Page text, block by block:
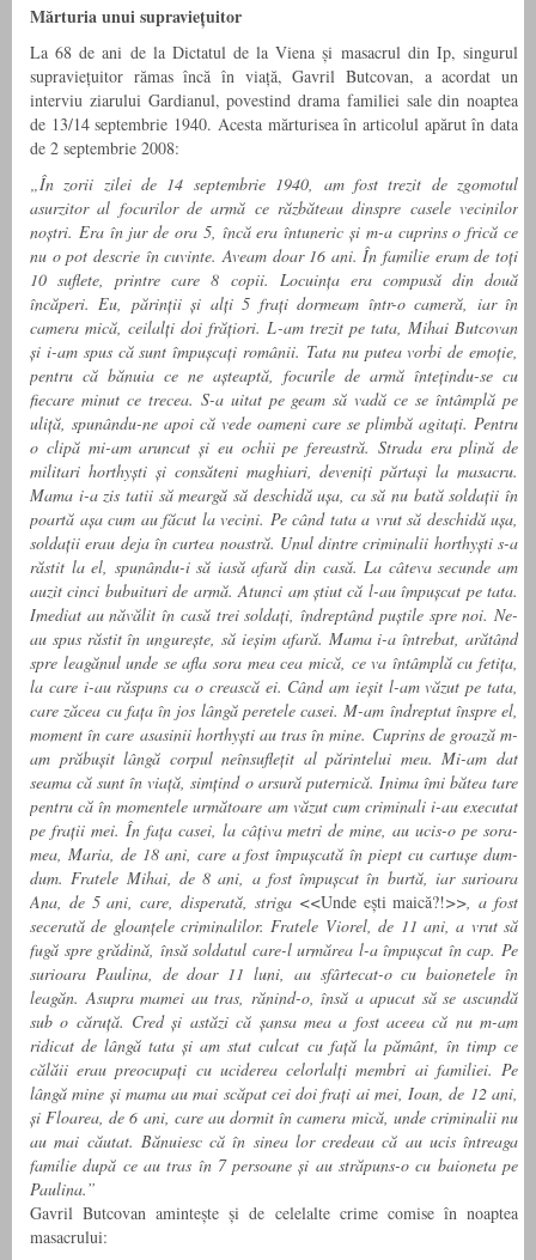
Mărturia unui supraviețuitor
La 68 de ani de la Dictatul de la Viena și masacrul din Ip, singurul
supraviețuitor rămas încă în viață, Gavril Butcovan, a acordat un
interviu ziarului Gardianul, povestind drama familiei sale din noaptea
de 13/14 septembrie 1940. Acesta mărturisea în articolul apărut în data
de 2 septembrie 2008:
„În zorii zilei de 14 septembrie 1940, am fost trezit de zgomotul
asurzitor al focurilor de armă ce răzbăteau dinspre casele vecinilor
noștri. Era în jur de ora 5, încă era întuneric și m-a cuprins o frică ce
nu o pot descrie în cuvinte. Aveam doar 16 ani. În familie eram de toți
10 suflete, printre care 8 copii. Locuința era compusă din două
încăperi. Eu, părinții și alți 5 frați dormeam într-o cameră, iar în
camera mică, ceilalți doi frățiori. L-am trezit pe tata, Mihai Butcovan
și i-am spus că sunt împușcați românii. Tata nu putea vorbi de emoție,
pentru că bănuia ce ne așteaptă, focurile de armă întețindu-se cu
fiecare minut ce trecea. S-a uitat pe geam să vadă ce se întâmplă pe
uliță, spunându-ne apoi că vede oameni care se plimbă agitați. Pentru
o clipă mi-am aruncat și eu ochii pe fereastră. Strada era plină de
militari horthyști și consăteni maghiari, deveniți părtași la masacru.
Mama i-a zis tatii să meargă să deschidă ușa, ca să nu bată soldații în
poartă așa cum au făcut la vecini. Pe când tata a vrut să deschidă ușa,
soldații erau deja în curtea noastră. Unul dintre criminalii horthyști s-a
răstit la el, spunându-i să iasă afară din casă. La câteva secunde am
auzit cinci bubuituri de armă. Atunci am știut că l-au împușcat pe tata.
Imediat au năvălit în casă trei soldați, îndreptând puștile spre noi. Ne-
au spus răstit în ungurește, să ieșim afară. Mama i-a întrebat, arătând
spre leagănul unde se afla sora mea cea mică, ce va întâmplă cu fetița,
la care i-au răspuns ca o crească ei. Când am ieșit l-am văzut pe tata,
care zăcea cu fața în jos lângă peretele casei. M-am îndreptat înspre el,
moment în care asasinii horthyști au tras în mine. Cuprins de groază m-
am prăbușit lângă corpul neînsuflețit al părintelui meu. Mi-am dat
seama că sunt în viață, simțind o arsură puternică. Inima îmi bătea tare
pentru că în momentele următoare am văzut cum criminali i-au executat
pe frații mei. În fața casei, la câțiva metri de mine, au ucis-o pe sora-
mea, Maria, de 18 ani, care a fost împușcată în piept cu cartușe dum-
dum. Fratele Mihai, de 8 ani, a fost împușcat în burtă, iar surioara
Ana, de 5 ani, care, disperată, striga <<Unde ești maică?!>>, a fost
secerată de gloanțele criminalilor. Fratele Viorel, de 11 ani, a vrut să
fugă spre grădină, însă soldatul care-l urmărea l-a împușcat în cap. Pe
surioara Paulina, de doar 11 luni, au sfârtecat-o cu baionetele în
leagăn. Asupra mamei au tras, rănind-o, însă a apucat să se ascundă
sub o căruță. Cred și astăzi că șansa mea a fost aceea că nu m-am
ridicat de lângă tata și am stat culcat cu față la pământ, în timp ce
călăii erau preocupați cu uciderea celorlalți membri ai familiei. Pe
lângă mine și mama au mai scăpat cei doi frați ai mei, Ioan, de 12 ani,
și Floarea, de 6 ani, care au dormit în camera mică, unde criminalii nu
au mai căutat. Bănuiesc că în sinea lor credeau că au ucis întreaga
familie după ce au tras în 7 persoane și au străpuns-o cu baioneta pe
Paulina.”
Gavril Butcovan amintește și de celelalte crime comise în noaptea
masacrului: